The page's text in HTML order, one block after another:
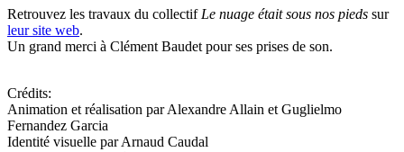
Retrouvez les travaux du collectif Le nuage était sous nos pieds sur
leur site web.
Un grand merci à Clément Baudet pour ses prises de son.
Crédits:
Animation et réalisation par Alexandre Allain et Guglielmo
Fernandez Garcia
Identité visuelle par Arnaud Caudal